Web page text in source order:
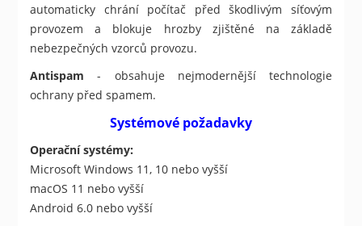
automaticky chrání počítač před škodlivým síťovým
provozem a blokuje hrozby zjištěné na základě
nebezpečných vzorců provozu.
Antispam - obsahuje nejmodernější technologie
ochrany před spamem.
Systémové požadavky
Operační systémy:
Microsoft Windows 11, 10 nebo vyšší
macOS 11 nebo vyšší
Android 6.0 nebo vyšší